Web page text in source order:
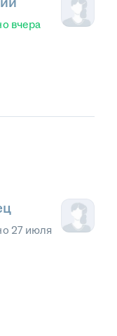
вчера
27 июля